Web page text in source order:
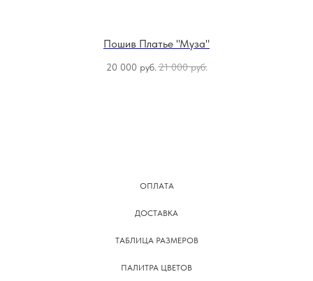
Пошив Платье "Муза"
20 000 руб. 21 000 руб.
ОПЛАТА
ДОСТАВКА
ТАБЛИЦА РАЗМЕРОВ
ПАЛИТРА ЦВЕТОВ